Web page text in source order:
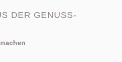
DER GENUSS-